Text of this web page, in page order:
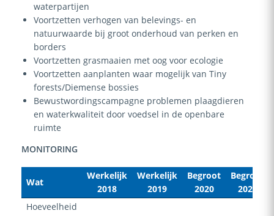
waterpartijen
Voortzetten verhogen van belevings- en
natuurwaarde bij groot onderhoud van perken en
borders
Voortzetten grasmaaien met oog voor ecologie
Voortzetten aanplanten waar mogelijk van Tiny
forests/Diemense bossies
Bewustwordingscampagne problemen plaagdieren
en waterkwaliteit door voedsel in de openbare
ruimte
MONITORING
Wat
Werkelijk
2018
Werkelijk
2019
Begroot
2020
Begroot
2021
Hoeveelheid